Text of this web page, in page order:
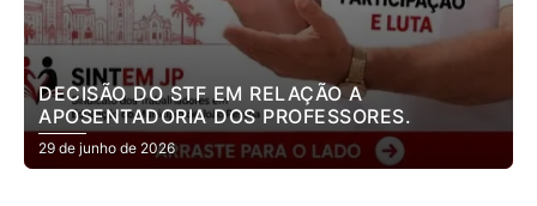
DECISÃO DO STF EM RELAÇÃO A
APOSENTADORIA DOS PROFESSORES.
29 de junho de 2026